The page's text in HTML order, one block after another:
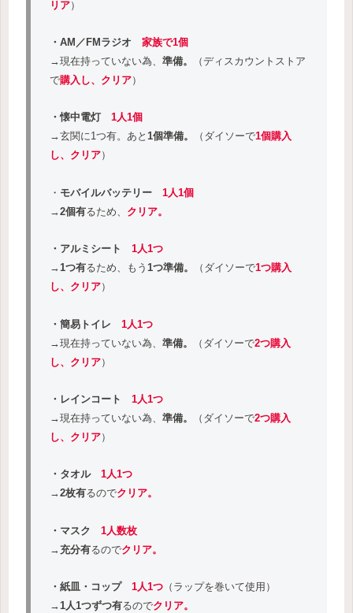
リア）
・AM／FMラジオ 家族で1個
→現在持っていない為、 準備。
（ディスカウントストア
で購入し、クリア）
・懐中電灯
1人1個
→玄関に1つ有。あと 1個準備。 （ダイソーで1個購入
し、 クリア）
・ モバイルバッテリー
1人1個
→2個有るため、 クリア。
・アルミシート
1人1つ
→1つ有るため、もう 1つ準備。 （ダイソーで1つ購入
し、 クリア）
・簡易トイレ
1人1つ
→現在持っていない為、 準備。 （ダイソーで2つ購入
し、クリア）
・レインコート
1人1つ
→現在持っていない為、 準備。 （ダイソーで2つ購入
し、クリア）
・タオル 1人1つ
→2枚有るのでクリア。
・マスク
1人数枚
→充分有るのでクリア。
・紙皿・コップ 1人1つ （ラップを巻いて使用）
→1人1つずつ有るのでクリア。